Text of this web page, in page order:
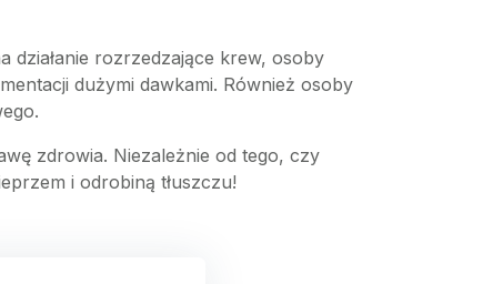
działanie rozrzedzające krew, osoby
dużymi dawkami. Również osoby
zdrowia. Niezależnie od tego, czy
i odrobiną tłuszczu!